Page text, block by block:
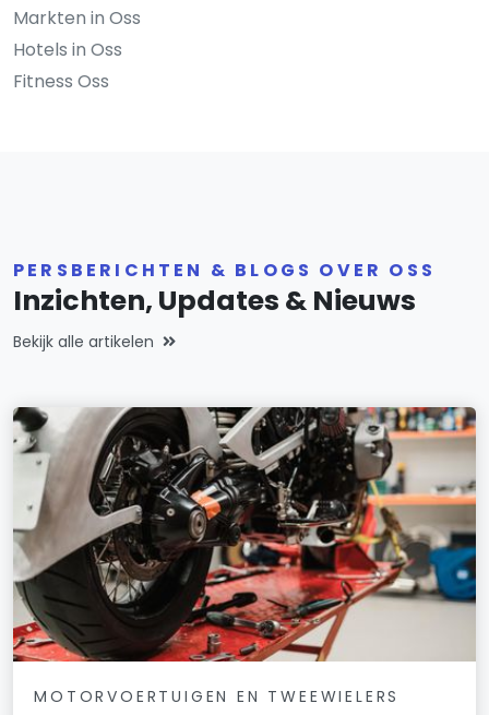
Markten in Oss
Hotels in Oss
Fitness Oss
PERSBERICHTEN & BLOGS OVER OSS
Inzichten, Updates & Nieuws
Bekijk alle artikelen
MOTORVOERTUIGEN EN TWEEWIELERS